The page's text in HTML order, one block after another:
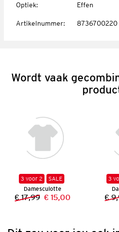
Optiek: Effen
Artikelnummer: 8736700220
Wordt vaak
3 voor 2
SALE
Damesculotte
Vorige prijs:
€ 17,99 Nieuwe prijs:
€ 15,00
3
€